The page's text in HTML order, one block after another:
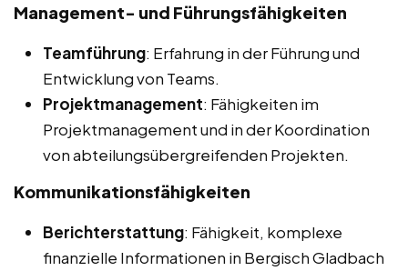
Management- und Führungsfähigkeiten
Teamführung: Erfahrung in der Führung und
Entwicklung von Teams.
Projektmanagement: Fähigkeiten im
Projektmanagement und in der Koordination
von abteilungsübergreifenden Projekten.
Kommunikationsfähigkeiten
Berichterstattung: Fähigkeit, komplexe
finanzielle Informationen in Bergisch Gladbach